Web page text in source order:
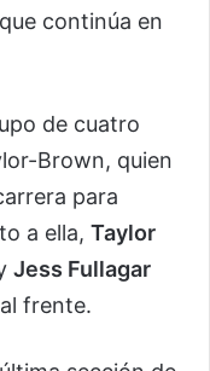
continúa en
de cuatro
Brown, quien
para
a ella, Taylor
Jess Fullagar
frente.